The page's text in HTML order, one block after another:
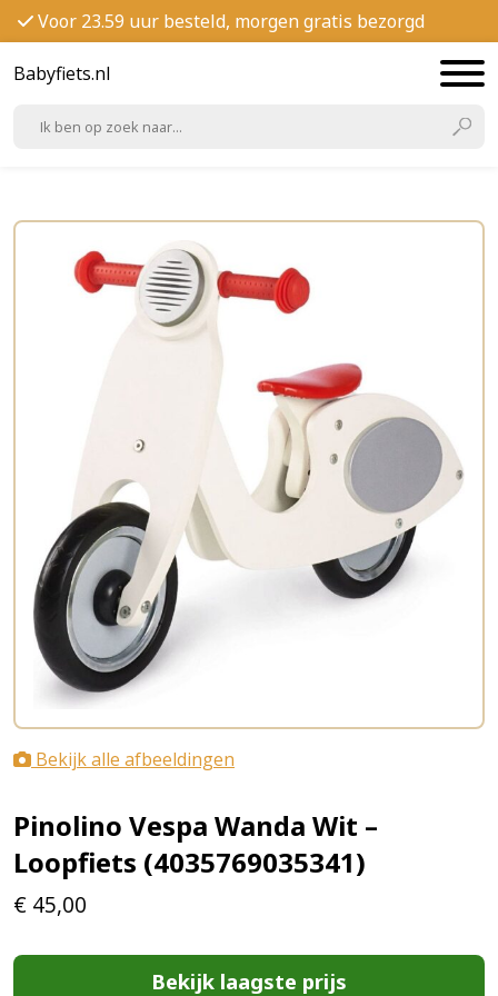
Voor 23.59 uur besteld, morgen gratis bezorgd
Babyfiets.nl
Bekijk alle afbeeldingen
Pinolino Vespa Wanda Wit –
Loopfiets (4035769035341)
€ 45,00
Bekijk laagste prijs